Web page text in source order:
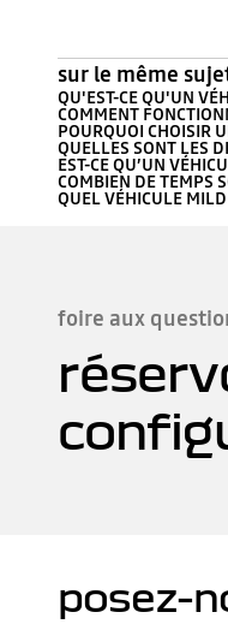
sur le même
QU'EST-CE QU'UN
COMMENT
POURQUOI CHOISIR
QUELLES SONT LES
EST-CE QU’UN
COMBIEN DE TEMPS
QUEL VÉHICULE
foire aux
posez-